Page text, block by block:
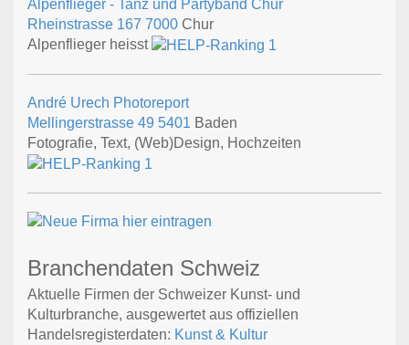
Alpenflieger - Tanz und Partyband Chur
Rheinstrasse 167 7000 Chur
Alpenflieger heisst
André Urech Photoreport
Mellingerstrasse 49 5401 Baden
Fotografie, Text, (Web)Design, Hochzeiten
Branchendaten Schweiz
Aktuelle Firmen der Schweizer Kunst- und
Kulturbranche, ausgewertet aus offiziellen
Handelsregisterdaten: Kunst & Kultur